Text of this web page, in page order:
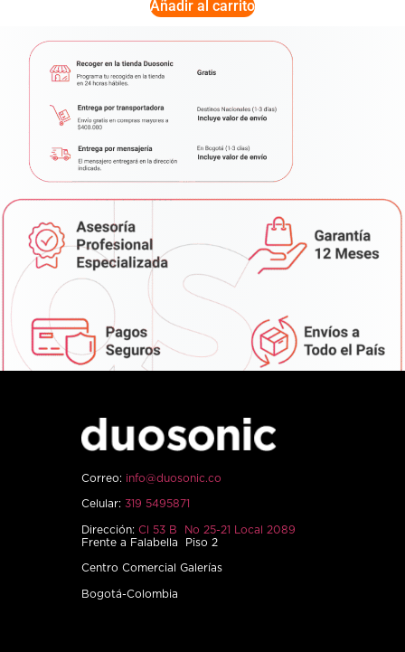
Añadir al carrito
Correo: info@duosonic.co
Celular: 319 5495871
Dirección: Cl 53 B No 25-21 Local 2089
Frente a Falabella Piso 2
Centro Comercial Galerías
Bogotá-Colombia